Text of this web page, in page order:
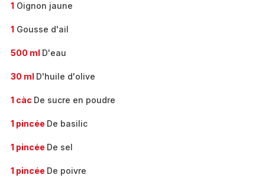
1 Oignon jaune
1 Gousse d'ail
500 ml D'eau
30 ml D'huile d'olive
1 càc De sucre en poudre
1 pincée De basilic
1 pincée De sel
1 pincée De poivre